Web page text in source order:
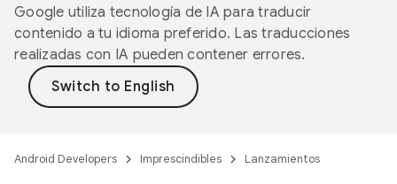
Google utiliza tecnología de IA para traducir
contenido a tu idioma preferido. Las traducciones
realizadas con IA pueden contener errores.
Android Developers Imprescindibles Lanzamientos